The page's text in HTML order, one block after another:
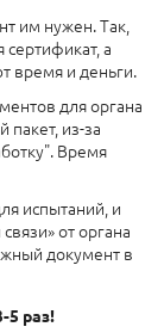
им нужен. Так,
а
время и деньги.
для органа
из-за
Время
испытаний, и
от органа
документ в
5 раз!